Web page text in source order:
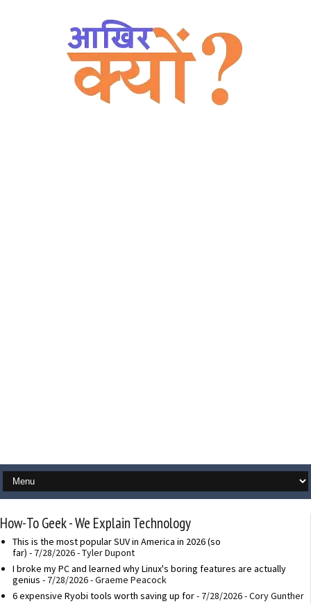
How-To Geek - We Explain Technology
This is the most popular SUV in America in 2026 (so
far) - 7/28/2026- Tyler Dupont
I broke my PC and learned why Linux's boring features are actually
genius - 7/28/2026- Graeme Peacock
6 expensive Ryobi tools worth saving up for- 7/28/2026- Cory Gunther